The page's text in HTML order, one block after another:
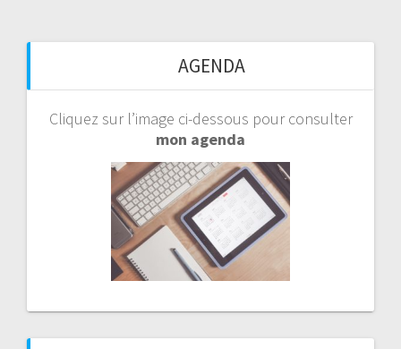
AGENDA
Cliquez sur l’image ci-dessous pour consulter
mon agenda